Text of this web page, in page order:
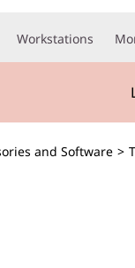
Workstations
2 of 3
and Software >